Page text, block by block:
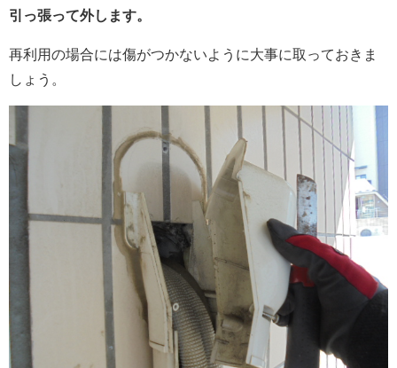
引っ張って外します。
再利用の場合には傷がつかないように大事に取っておきま
しょう。